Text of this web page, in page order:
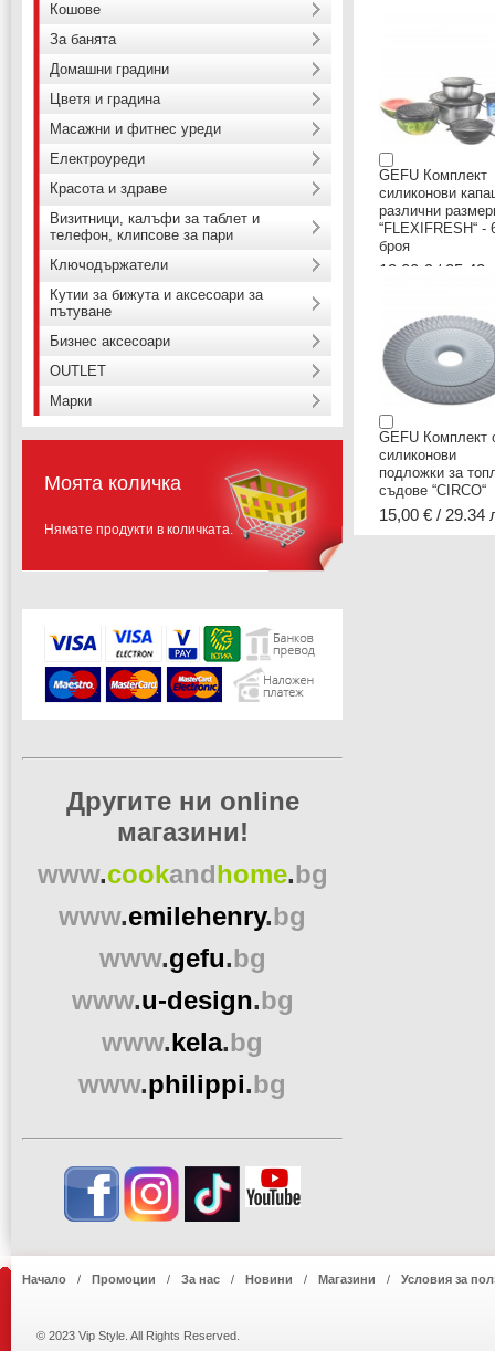
GEFU Комплект
силиконови
различни
“FLEXIFRESH“ -
броя
13,00 € / 25.43
GEFU Комплект
силиконови
подложки за
съдове “CIRCO“
15,00 € / 29.34
Кошове
За банята
Домашни градини
Цветя и градина
Масажни и фитнес уреди
Електроуреди
Красота и здраве
Визитници, калъфи за таблет и
телефон, клипсове за пари
Ключодържатели
Кутии за бижута и аксесоари за
пътуване
Бизнес аксесоари
OUTLET
Марки
Моята количка
Нямате продукти в количката.
Другите ни online
магазини!
www.cookandhome.bg
www.emilehenry.bg
www.gefu.bg
www.u-design.bg
www.kela.bg
www.philippi.bg
Начало Промоции За нас Новини Магазини Условия за
© 2023 Vip Style. All Rights Reserved.